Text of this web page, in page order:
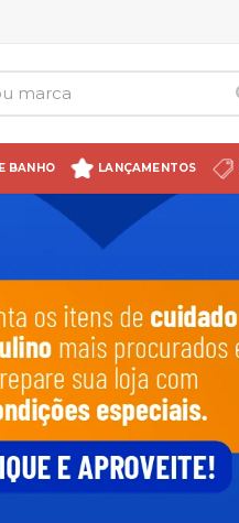
BANHO LANÇAMENTOS